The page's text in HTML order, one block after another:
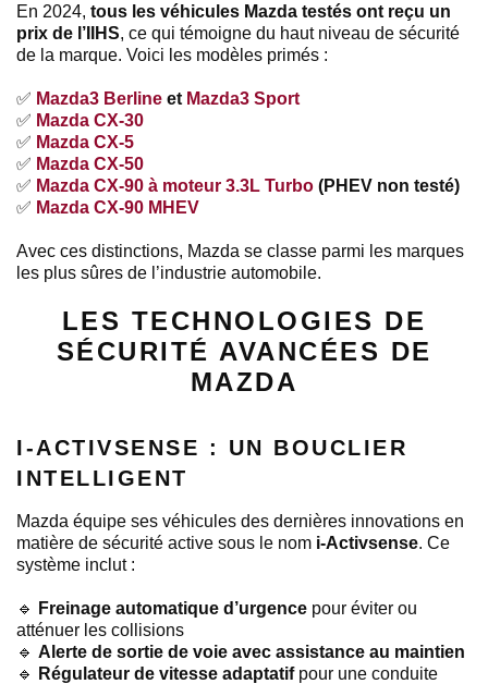
En 2024, tous les véhicules Mazda testés ont reçu un
prix de l’IIHS, ce qui témoigne du haut niveau de sécurité
de la marque. Voici les modèles primés :
✅ Mazda3 Berline et Mazda3 Sport
✅ Mazda CX-30
✅ Mazda CX-5
✅ Mazda CX-50
✅ Mazda CX-90 à moteur 3.3L Turbo (PHEV non testé)
✅ Mazda CX-90 MHEV
Avec ces distinctions, Mazda se classe parmi les marques
les plus sûres de l’industrie automobile.
LES TECHNOLOGIES DE
SÉCURITÉ AVANCÉES DE
MAZDA
I-ACTIVSENSE : UN BOUCLIER
INTELLIGENT
Mazda équipe ses véhicules des dernières innovations en
matière de sécurité active sous le nom i-Activsense. Ce
système inclut :
🔹 Freinage automatique d’urgence pour éviter ou
atténuer les collisions
🔹 Alerte de sortie de voie avec assistance au maintien
🔹
Régulateur de vitesse adaptatifpour une conduite